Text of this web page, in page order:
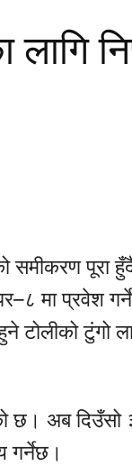
समीकरण पूरा
मा प्रवेश
टोलीको टुंगो
छ। अब
गर्नेछ।